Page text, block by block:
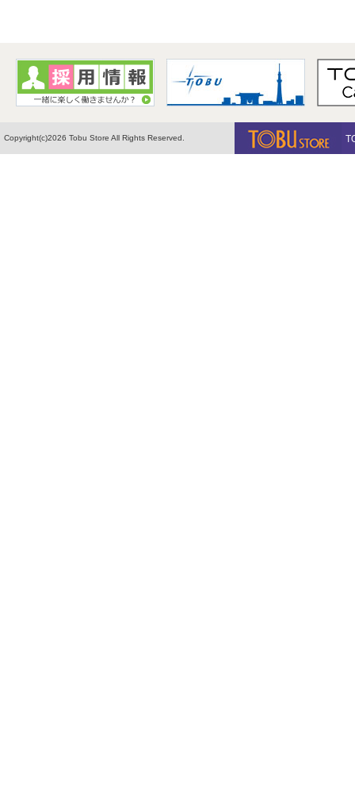
Copyright(c)2026 Tobu Store All Rights Reserved.